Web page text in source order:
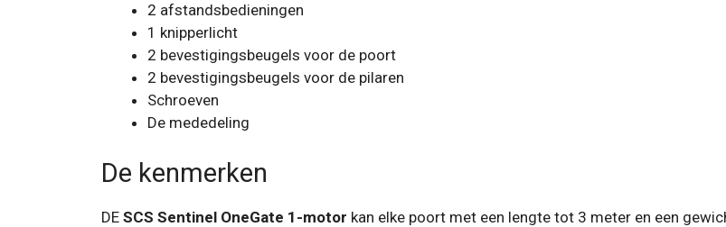
2 afstandsbedieningen
1 knipperlicht
2 bevestigingsbeugels voor de poort
2 bevestigingsbeugels voor de pilaren
Schroeven
De mededeling
De kenmerken
DE SCS Sentinel OneGate 1-motor kan elke poort met een lengte tot 3 meter en een